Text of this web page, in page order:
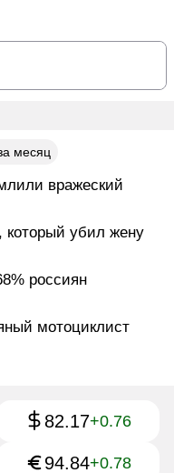
месяц
вражеский
который убил жену
россиян
мотоциклист
82.17+0.76
94.84+0.78